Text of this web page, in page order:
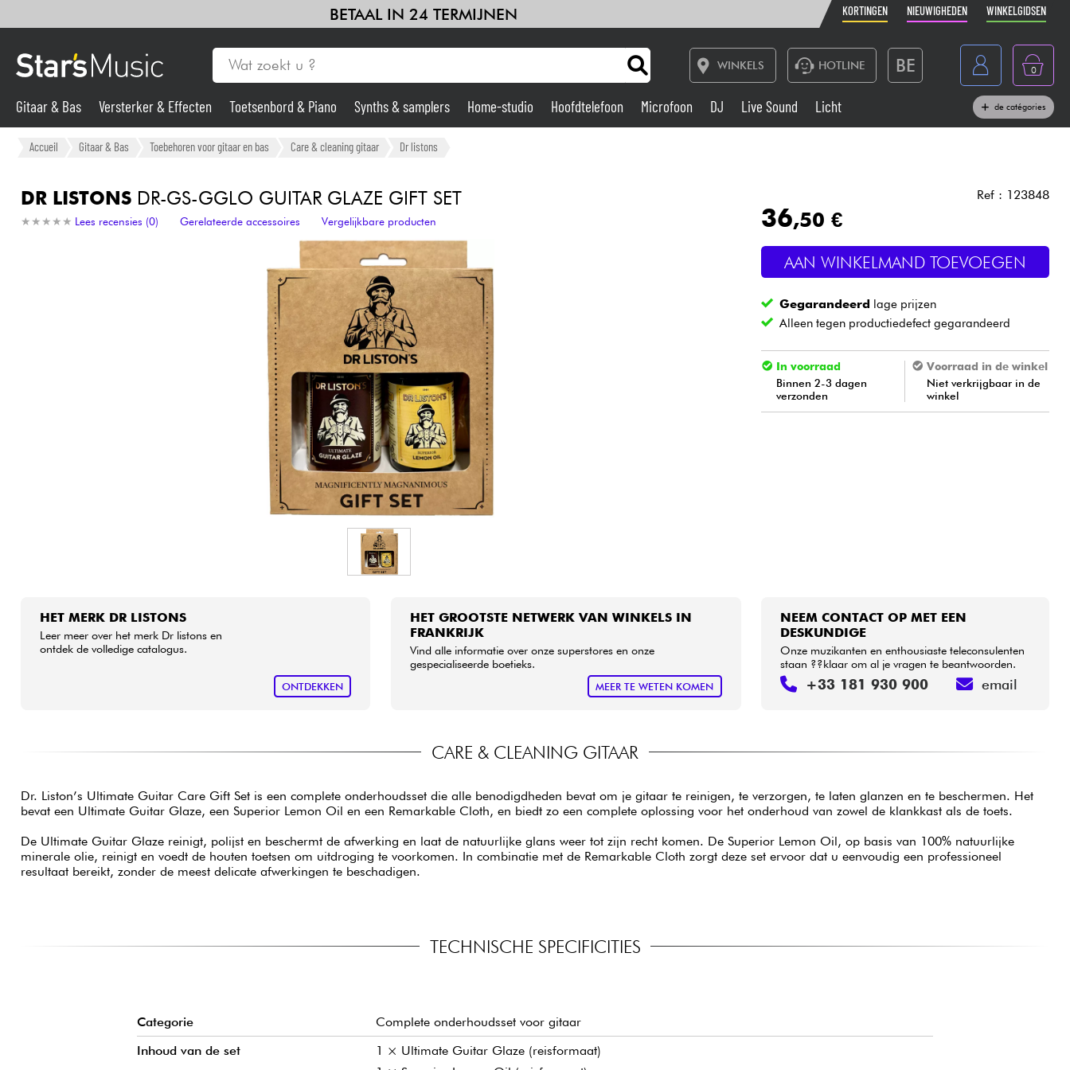
BETAAL IN 24 TERMIJNEN KORTINGEN NIEUWIGHEDEN WINKELGIDSEN
WINKELS HOTLINE BE
France
Belgique
Nederland
0
Gitaar & Bas Versterker & Effecten
Synths & samplers Home-studio
Live Sound
Drums & percussie Blaasinstrument
Kinderen Kabels & toebehoren
Sets
Bekijk onze merken
Gitaar & Bas Versterker & Effecten Toetsenbord & Piano Synths & samplers Home-studio Hoofdtelefoon Microfoon DJ Live Sound Licht de catégories
Accueil Gitaar & Bas Toebehoren voor gitaar en bas Care & cleaning gitaar Dr listons
DR LISTONSDR-GS-GGLO GUITAR GLAZE GIFT SET
★ ★ ★ ★ ★
★ ★ ★ ★ ★ Lees recensies (0) Gerelateerde accessoires Vergelijkbare producten
Ref : 123848
36,50 €
AAN WINKELMAND TOEVOEGEN
Gegarandeerd lage prijzen
Alleen tegen productiedefect gegarandeerd
In voorraad
Binnen 2-3 dagen
verzonden
Voorraad in de winkel
Niet verkrijgbaar in de
winkel
HET MERK DR LISTONS
Leer meer over het merk Dr listons en
ontdek de volledige catalogus.
ONTDEKKEN
HET GROOTSTE NETWERK VAN WINKELS IN
FRANKRIJK
Vind alle informatie over onze superstores en onze
gespecialiseerde boetieks.
MEER TE WETEN KOMEN
NEEM CONTACT OP MET EEN
DESKUNDIGE
Onze muzikanten en enthousiaste teleconsulenten
staan ??klaar om al je vragen te beantwoorden.
+33 181 930 900 email
CARE & CLEANING GITAAR
Dr. Liston’s Ultimate Guitar Care Gift Set is een complete onderhoudsset die alle benodigdheden bevat om je gitaar te reinigen, te verzorgen, te laten glanzen en te beschermen. Het
bevat een Ultimate Guitar Glaze, een Superior Lemon Oil en een Remarkable Cloth, en biedt zo een complete oplossing voor het onderhoud van zowel de klankkast als de toets.
De Ultimate Guitar Glaze reinigt, polijst en beschermt de afwerking en laat de natuurlijke glans weer tot zijn recht komen. De Superior Lemon Oil, op basis van 100% natuurlijke
minerale olie, reinigt en voedt de houten toetsen om uitdroging te voorkomen. In combinatie met de Remarkable Cloth zorgt deze set ervoor dat u eenvoudig een professioneel
resultaat bereikt, zonder de meest delicate afwerkingen te beschadigen.
TECHNISCHE SPECIFICITIES
Categorie
Complete onderhoudsset voor gitaar
Inhoud van de set
1 × Ultimate Guitar Glaze (reisformaat)